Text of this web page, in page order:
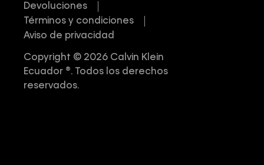
Devoluciones
Términos y condiciones
Aviso de privacidad
Copyright © 2026 Calvin Klein
Ecuador ®. Todos los derechos
reservados.